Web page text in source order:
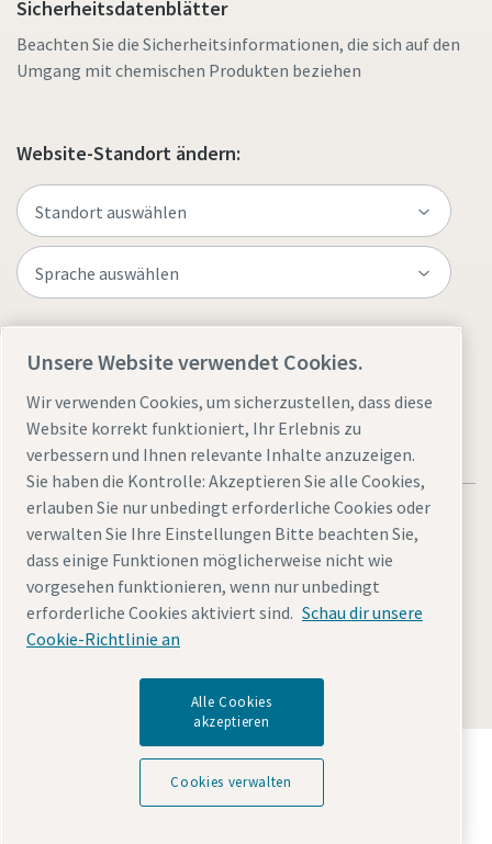
Sicherheitsdatenblätter
Beachten Sie die Sicherheitsinformationen, die sich auf den
Umgang mit chemischen Produkten beziehen
Website-Standort ändern:
Rechtliche Hinweise und Datenschutzerklärung
Cookies verwalten
© 2026 Atlas Copco
Entdecken Sie, wie die Atlas Copco Group
Technologien ermöglicht, die die Zukunft verändern.
Besuchen Sie die Website der Atlas Copco Group
Unsere Website verwendet Cookies.
Wir verwenden Cookies, um sicherzustellen, dass diese
Website korrekt funktioniert, Ihr Erlebnis zu
verbessern und Ihnen relevante Inhalte anzuzeigen.
Sie haben die Kontrolle: Akzeptieren Sie alle Cookies,
erlauben Sie nur unbedingt erforderliche Cookies oder
verwalten Sie Ihre Einstellungen Bitte beachten Sie,
dass einige Funktionen möglicherweise nicht wie
vorgesehen funktionieren, wenn nur unbedingt
erforderliche Cookies aktiviert sind. Schau dir unsere
Cookie-Richtlinie an
Alle Cookies
akzeptieren
Cookies verwalten